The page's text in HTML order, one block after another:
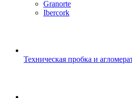
Granorte
Ibercork
Техническая пробка и